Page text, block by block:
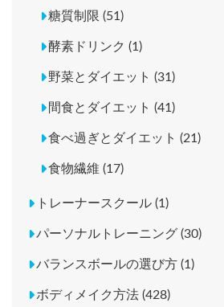
糖質制限 (51)
酵素ドリンク (1)
野菜とダイエット (31)
間食とダイエット (41)
食べ過ぎとダイエット (21)
食物繊維 (17)
トレーナースクール (1)
パーソナルトレーニング (30)
バランスボールの選び方 (1)
ボディメイク方法 (428)